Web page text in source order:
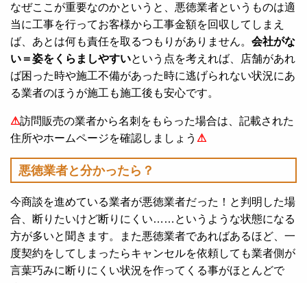
なぜここが重要なのかというと、悪徳業者というものは適
当に工事を行ってお客様から工事金額を回収してしまえ
ば、あとは何も責任を取るつもりがありません。 会社がな
い＝姿をくらましやすいという点を考えれば、店舗があれ
ば困った時や施工不備があった時に逃げられない状況にあ
る業者のほうが施工も施工後も安心です。
⚠訪問販売の業者から名刺をもらった場合は、記載された
住所やホームページを確認しましょう ⚠
悪徳業者と分かったら？
今商談を進めている業者が悪徳業者だった！と判明した場
合、断りたいけど断りにくい……というような状態になる
方が多いと聞きます。また悪徳業者であればあるほど、一
度契約をしてしまったらキャンセルを依頼しても業者側が
言葉巧みに断りにくい状況を作ってくる事がほとんどで